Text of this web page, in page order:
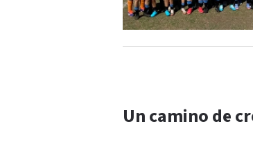
Un camino de